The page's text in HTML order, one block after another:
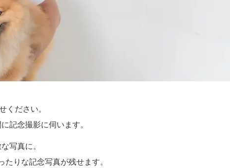
ださい。
記念撮影に伺います。
写真に。
りな記念写真が残せます。